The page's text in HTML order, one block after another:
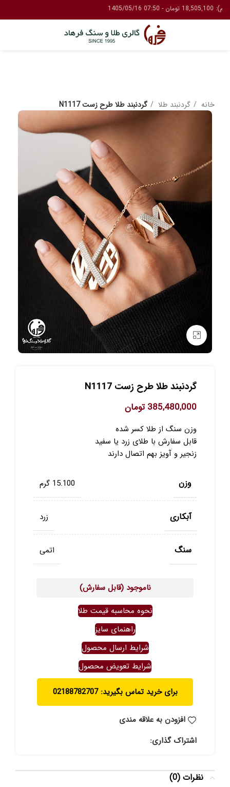
خانه گردنبند طلا گردنبند طلا طرح زست N1117
برای بزرگنمایی کلیک کنید
گردنبند طلا طرح زست N1117
385,480,000 تومان
وزن سنگ از طلا کسر شده
قابل سفارش با طلای زرد یا سفید
زنجیر و آویز بهم اتصال دارند
وزن 15.100 گرم
آبکاری زرد
سنگ اتمی
ناموجود (قابل سفارش)
نحوه محاسبه قیمت طلا
راهنمای سایز
شرایط ارسال محصول
شرایط تعویض محصول
برای خرید تماس بگیرید: 02188782707
افزودن به علاقه مندی
اشتراک گذاری:
نظرات (0)